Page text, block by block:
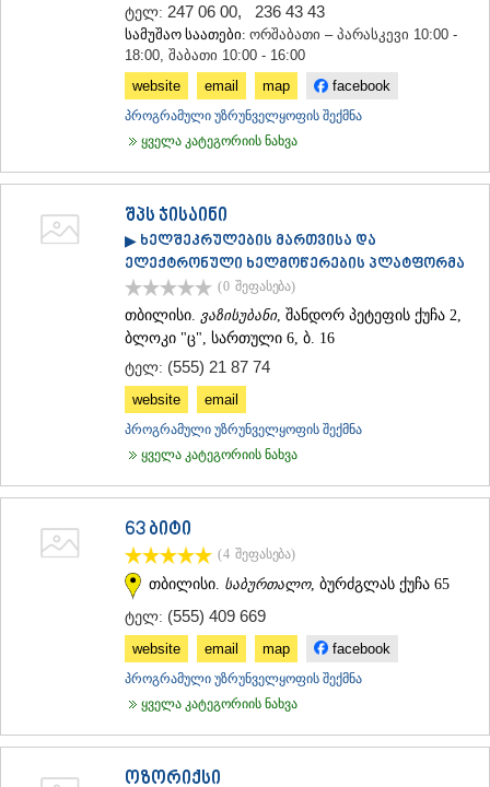
ტელ: 247 06 00, 236 43 43
სამუშაო საათები: ორშაბათი – პარასკევი 10:00 -
18:00, შაბათი 10:00 - 16:00
website
email map facebook
პროგრამული უზრუნველყოფის შექმნა
ყველა კატეგორიის ნახვა
შპს ჯისაინი
▶ ხელშეკრულების მართვისა და
ელექტრონული ხელმოწერების პლატფორმა
(0 შეფასება)
თბილისი. ვაზისუბანი, შანდორ პეტეფის ქუჩა 2,
ბლოკი "ც", სართული 6, ბ. 16
ტელ: (555) 21 87 74
website email
პროგრამული უზრუნველყოფის შექმნა
ყველა კატეგორიის ნახვა
63 ბიტი
(4 შეფასება)
თბილისი. საბურთალო, ბურძგლას ქუჩა 65
ტელ: (555) 409 669
website email map facebook
პროგრამული უზრუნველყოფის შექმნა
ყველა კატეგორიის ნახვა
ოზორიქსი